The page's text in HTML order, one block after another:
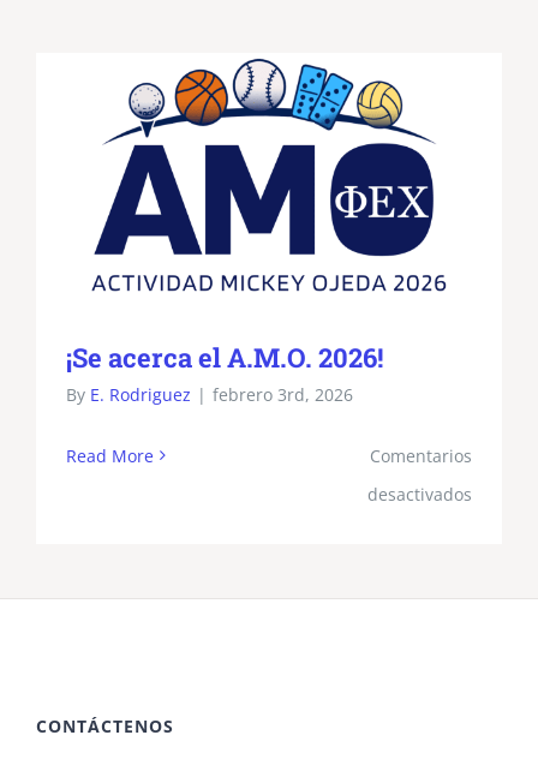
¡Se acerca el A.M.O. 2026!
By E. Rodriguez | febrero 3rd, 2026
Read More
Comentarios
desactivados
CONTÁCTENOS